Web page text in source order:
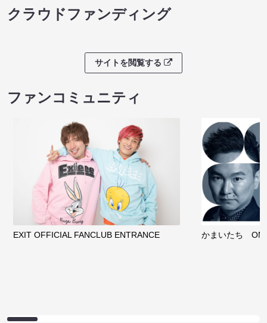
クラウドファンディング
サイトを閲覧する
ファンコミュニティ
EXIT OFFICIAL FANCLUB ENTRANCE かまいたち